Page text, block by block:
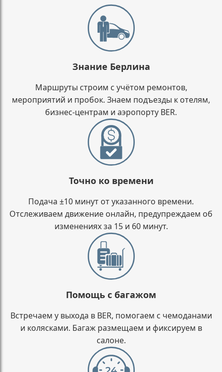
Знание Берлина
Маршруты строим с учётом ремонтов,
мероприятий и пробок. Знаем подъезды к отелям,
бизнес-центрам и аэропорту BER.
Точно ко времени
Подача ±10 минут от указанного времени.
Отслеживаем движение онлайн, предупреждаем об
изменениях за 15 и 60 минут.
Помощь с багажом
Встречаем у выхода в BER, помогаем с чемоданами
и колясками. Багаж размещаем и фиксируем в
салоне.